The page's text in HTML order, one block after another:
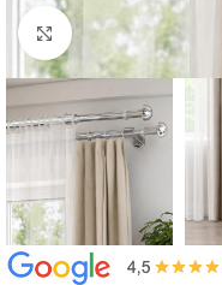
Click to enlarge
Početna/Roletne i Zavjese /